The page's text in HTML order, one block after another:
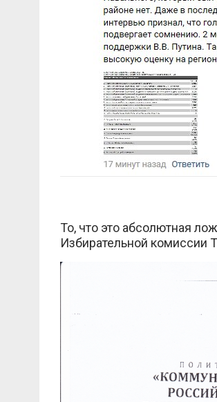
То, что это абсолютная
Избирательной комиссии